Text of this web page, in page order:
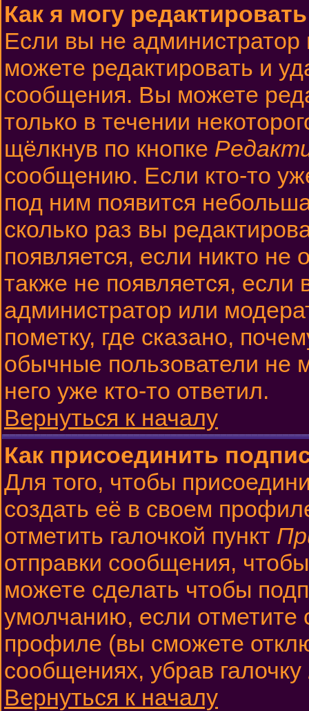
Как я могу
Если вы не
можете редактировать и
сообщения. Вы можете
только в течении
щёлкнув по кнопке
сообщению. Если кто-то
под ним появится
сколько раз вы
появляется, если никто
также не появляется,
администратор или
пометку, где сказано,
обычные пользователи не
него уже кто-то ответил.
Вернуться к началу
Как присоединить
Для того, чтобы
создать её в своем
отметить галочкой пункт
отправки сообщения,
можете сделать чтобы
умолчанию, если отметите
профиле (вы сможете
сообщениях, убрав галочку
Вернуться к началу